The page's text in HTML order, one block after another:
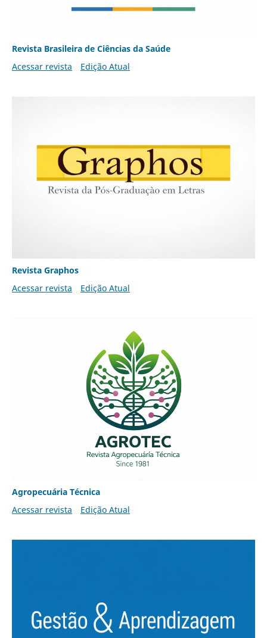
Revista Brasileira de Ciências da Saúde
Acessar revista
Edição Atual
Revista Graphos
Acessar revista
Edição Atual
Agropecuária Técnica
Acessar revista
Edição Atual